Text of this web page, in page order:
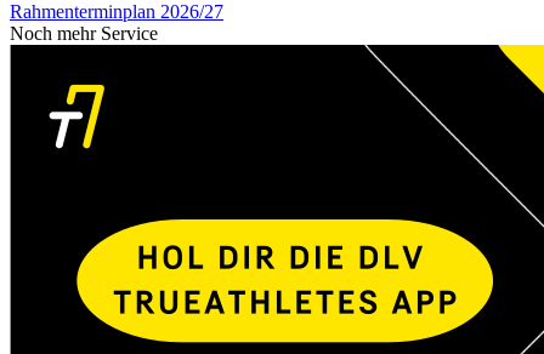
Rahmenterminplan 2026/27
Noch mehr Service